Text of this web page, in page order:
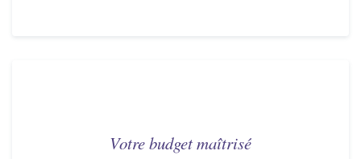
Votre budget maîtrisé